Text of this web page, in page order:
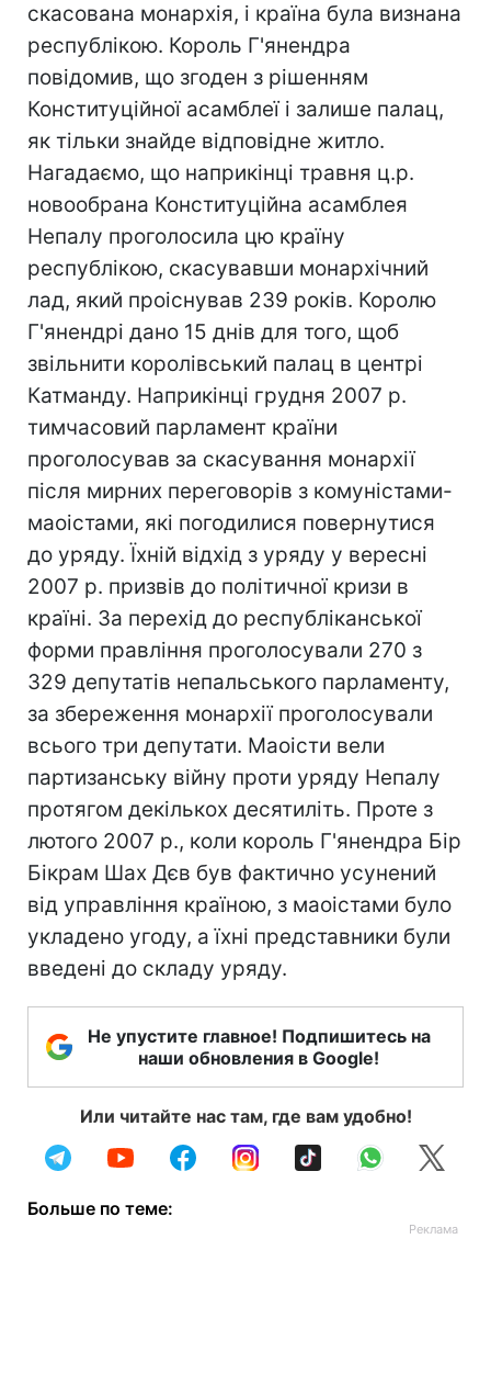
скасована монархія, і країна була визнана
республікою. Король Г'янендра
повідомив, що згоден з рішенням
Конституційної асамблеї і залише палац,
як тільки знайде відповідне житло.
Нагадаємо, що наприкінці травня ц.р.
новообрана Конституційна асамблея
Непалу проголосила цю країну
республікою, скасувавши монархічний
лад, який проіснував 239 років. Королю
Г'янендрі дано 15 днів для того, щоб
звільнити королівський палац в центрі
Катманду. Наприкінці грудня 2007 р.
тимчасовий парламент країни
проголосував за скасування монархії
після мирних переговорів з комуністами-
маоістами, які погодилися повернутися
до уряду. Їхній відхід з уряду у вересні
2007 р. призвів до політичної кризи в
країні. За перехід до республіканської
форми правління проголосували 270 з
329 депутатів непальського парламенту,
за збереження монархії проголосували
всього три депутати. Маоісти вели
партизанську війну проти уряду Непалу
протягом декількох десятиліть. Проте з
лютого 2007 р., коли король Г'янендра Бір
Бікрам Шах Дєв був фактично усунений
від управління країною, з маоістами було
укладено угоду, а їхні представники були
введені до складу уряду.
Не упустите главное! Подпишитесь на
наши обновления в Google!
Или читайте нас там, где вам удобно!
Больше по теме: